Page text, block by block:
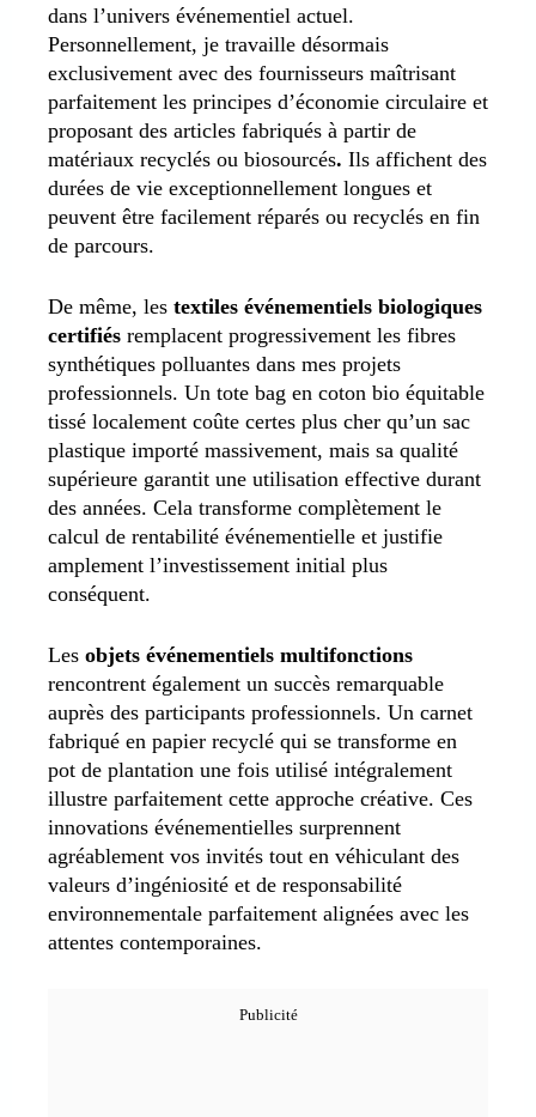
dans l’univers événementiel actuel.
Personnellement, je travaille désormais
exclusivement avec des fournisseurs maîtrisant
parfaitement les principes d’économie circulaire et
proposant des articles fabriqués à partir de
matériaux recyclés ou biosourcés. Ils affichent des
durées de vie exceptionnellement longues et
peuvent être facilement réparés ou recyclés en fin
de parcours.
De même, les textiles événementiels biologiques
certifiés remplacent progressivement les fibres
synthétiques polluantes dans mes projets
professionnels. Un tote bag en coton bio équitable
tissé localement coûte certes plus cher qu’un sac
plastique importé massivement, mais sa qualité
supérieure garantit une utilisation effective durant
des années. Cela transforme complètement le
calcul de rentabilité événementielle et justifie
amplement l’investissement initial plus
conséquent.
Les objets événementiels multifonctions
rencontrent également un succès remarquable
auprès des participants professionnels. Un carnet
fabriqué en papier recyclé qui se transforme en
pot de plantation une fois utilisé intégralement
illustre parfaitement cette approche créative. Ces
innovations événementielles surprennent
agréablement vos invités tout en véhiculant des
valeurs d’ingéniosité et de responsabilité
environnementale parfaitement alignées avec les
attentes contemporaines.